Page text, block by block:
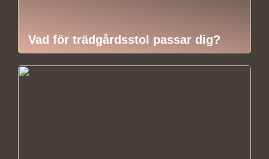
Vad för trädgårdsstol passar dig?